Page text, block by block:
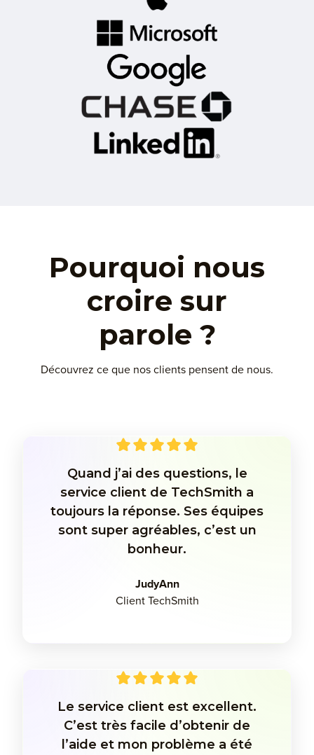
Pourquoi nous
croire sur
parole ?
Découvrez ce que nos clients pensent de nous.
Quand j’ai des questions, le
service client de TechSmith a
toujours la réponse. Ses équipes
sont super agréables, c’est un
bonheur.
JudyAnn
Client TechSmith
Le service client est excellent.
C’est très facile d’obtenir de
l’aide et mon problème a été